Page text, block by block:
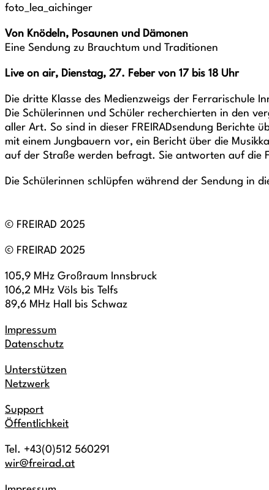
foto_lea_aichinger
Von Knödeln, Posaunen und Dämonen
Eine Sendung zu Brauchtum und Traditionen
Live on air, Dienstag, 27. Feber von 17 bis 18 Uhr
Die dritte Klasse des Medienzweigs der Ferrarischule
Die Schülerinnen und Schüler recherchierten in den
aller Art. So sind in dieser FREIRADsendung Berichte
mit einem Jungbauern vor, ein Bericht über die
auf der Straße werden befragt. Sie antworten auf die
Die Schülerinnen schlüpfen während der Sendung in
© FREIRAD 2025
© FREIRAD 2025
105,9 MHz Großraum Innsbruck
106,2 MHz Völs bis Telfs
89,6 MHz Hall bis Schwaz
Impressum
Datenschutz
Unterstützen
Netzwerk
Support
Öffentlichkeit
Tel. +43(0)512 560291
wir@freirad.at